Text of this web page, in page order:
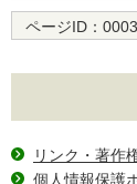
ページID：
リンク・著作
個人情報保護